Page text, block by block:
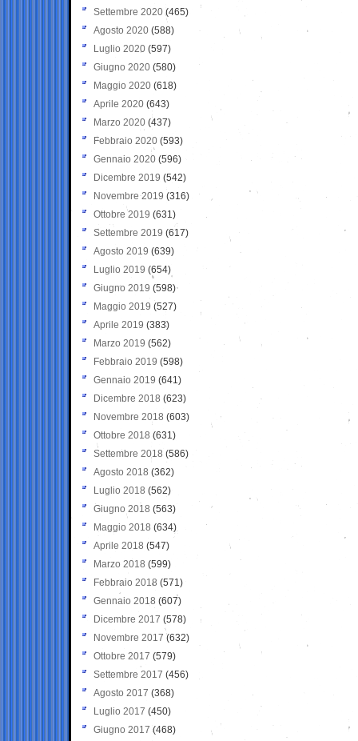
Settembre 2020(465)
Agosto 2020 (588)
Luglio 2020 (597)
Giugno 2020 (580)
Maggio 2020 (618)
Aprile 2020 (643)
Marzo 2020 (437)
Febbraio 2020 (593)
Gennaio 2020 (596)
Dicembre 2019 (542)
Novembre 2019 (316)
Ottobre 2019 (631)
Settembre 2019 (617)
Agosto 2019 (639)
Luglio 2019 (654)
Giugno 2019 (598)
Maggio 2019 (527)
Aprile 2019 (383)
Marzo 2019 (562)
Febbraio 2019 (598)
Gennaio 2019 (641)
Dicembre 2018 (623)
Novembre 2018 (603)
Ottobre 2018 (631)
Settembre 2018 (586)
Agosto 2018 (362)
Luglio 2018 (562)
Giugno 2018 (563)
Maggio 2018 (634)
Aprile 2018 (547)
Marzo 2018 (599)
Febbraio 2018 (571)
Gennaio 2018 (607)
Dicembre 2017 (578)
Novembre 2017 (632)
Ottobre 2017 (579)
Settembre 2017 (456)
Agosto 2017 (368)
Luglio 2017 (450)
Giugno 2017 (468)